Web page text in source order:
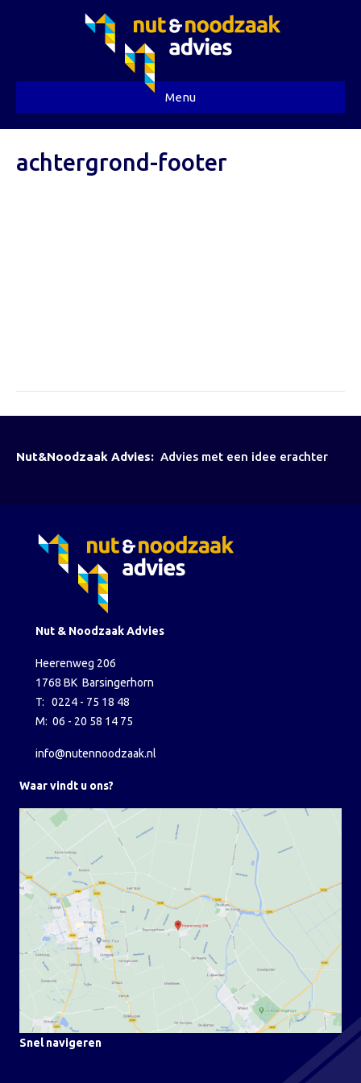
Menu
achtergrond-footer
Nut&Noodzaak Advies: Advies met een idee erachter
Nut & Noodzaak Advies
Heerenweg 206
1768 BK Barsingerhorn
T: 0224 - 75 18 48
M: 06 - 20 58 14 75
info@nutennoodzaak.nl
Waar vindt u ons?
Snel navigeren